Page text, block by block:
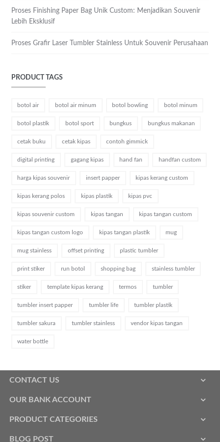
Proses Finishing Paper Bag Unik Custom: Menjadikan Souvenir
Lebih Eksklusif
Proses Grafir Laser Tumbler Stainless Untuk Souvenir Perusahaan
PRODUCT TAGS
botol air botol air minum botol bowling botol minum
botol plastik botol sport bungkus bungkus makanan
cetak buku cetak kipas contoh gimmick
digital printing gagang kipas hand fan handfan custom
harga kipas souvenir insert papper kipas kerang custom
kipas kerang polos kipas plastik kipas pvc
kipas souvenir custom kipas tangan kipas tangan custom
kipas tangan custom logo kipas tangan plastik mug
mug stainless offset printing plastic tumbler
print stiker run botol shopping bag stainless tumbler
stiker template kipas kerang termos tumbler
tumbler insert papper tumbler life tumbler plastik
tumbler sakura tumbler stainless vendor kipas tangan
water bottle
CONTACT US
OUR BANK ACCOUNT
PRODUCT CATEGORIES
BLOG POST